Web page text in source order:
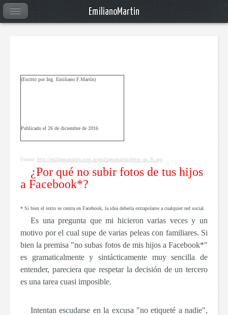
(Escrito por Ing. Emiliano F.Martín)
Publicado el 26 de diciembre de 2016
Fuente: http://emilianomartin.com.ar/emilianomartin/fotos_en_fb.asp
¿Por qué no subir fotos de tus hijos
a Facebook*?
* Si bien el texto se centra en Facebook, la idea debería extrapolarse a cualquier red social.
Es una pregunta que mi hicieron varias veces y un
motivo por el cual supe de varias peleas con familiares. Si
bien la premisa "no subas fotos de mis hijos a Facebook*"
es gramaticalmente y sintácticamente muy sencilla de
entender, pareciera que respetar la decisión de un tercero
es una tarea cuasi imposible.
Intentan escudarse en la excusa "no etiqueté a nadie",
EmilianoMartin